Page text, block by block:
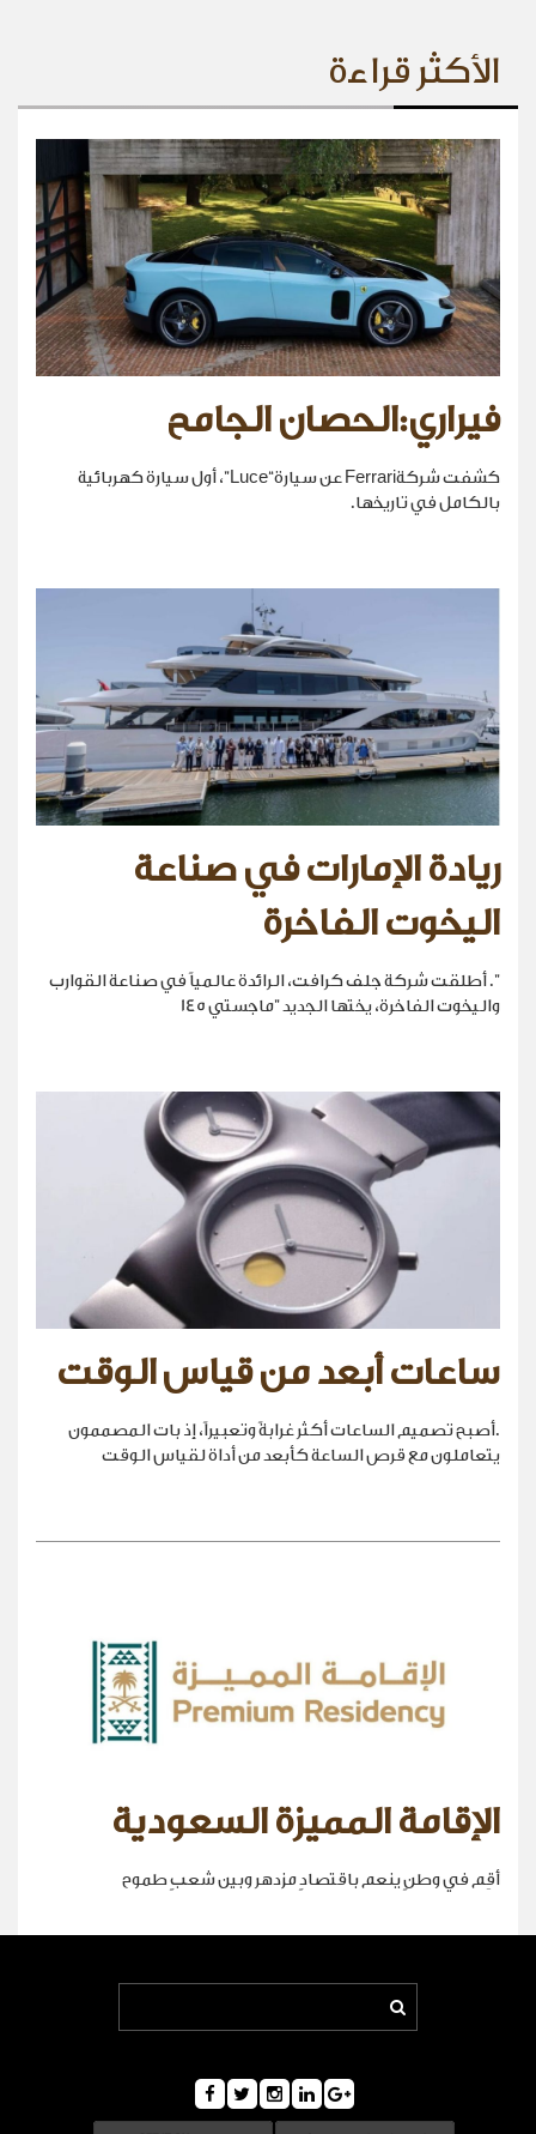
الأكثر قراءة
فيراري:الحصان الجامح
كشفت شركةFerrari عن سيارة“Luce”، أول سيارة كهربائية
بالكامل في تاريخها.
ريادة الإمارات في صناعة
اليخوت الفاخرة
". أطلقت شركة جلف كرافت، الرائدة عالمياً في صناعة القوارب
واليخوت الفاخرة، يختها الجديد "ماجستي 145
ساعات أبعد من قياس الوقت
.أصبح تصميم الساعات أكثر غرابةً وتعبيراً، إذ بات المصممون
يتعاملون مع قرص الساعة كأبعد من أداة لقياس الوقت
الإقامة المميزة السعودية
أقِم في وطنٍ ينعم باقتصادٍ مزدهر وبين شعبٍ طموح